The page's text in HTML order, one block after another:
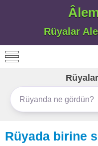
Rüyalar
Rüyada birine